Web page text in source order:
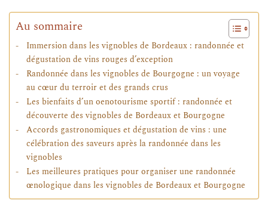
Au sommaire
Immersion dans les vignobles de Bordeaux : randonnée et
dégustation de vins rouges d’exception
Randonnée dans les vignobles de Bourgogne : un voyage
au cœur du terroir et des grands crus
Les bienfaits d’un oenotourisme sportif : randonnée et
découverte des vignobles de Bordeaux et Bourgogne
Accords gastronomiques et dégustation de vins : une
célébration des saveurs après la randonnée dans les
vignobles
Les meilleures pratiques pour organiser une randonnée
œnologique dans les vignobles de Bordeaux et Bourgogne